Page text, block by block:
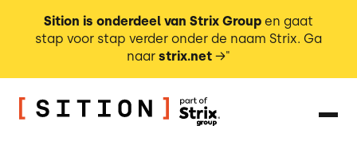
Sition is onderdeel van Strix Group en gaat
stap voor stap verder onder de naam Strix. Ga
naar strix.net →"